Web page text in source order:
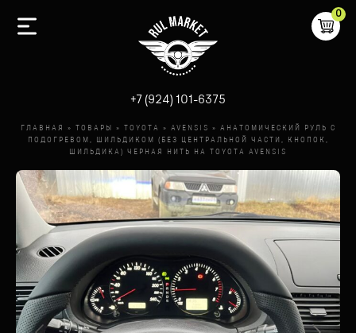
+7 (924) 101-6375
0
ГЛАВНАЯ » ТОВАРЫ » TOYOTA » AVENSIS »
АНАТОМИЧЕСКИЙ РУЛЬ С
ПОДОГРЕВОМ, ШИЛЬДИКОМ (БЕЗ ЦЕНТРАЛЬНОЙ ЧАСТИ, КНОПОК,
ШИЛЬДИКА) ЧЕРНАЯ НИТЬ НА TOYOTA AVENSIS